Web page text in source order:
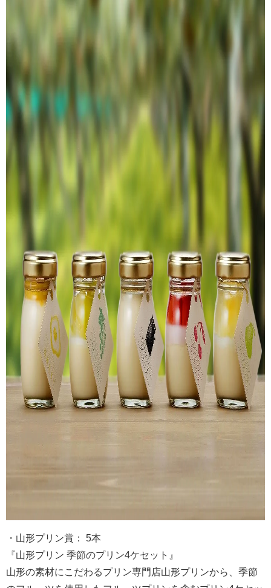
・山形プリン賞： 5本
『山形プリン 季節のプリン4ケセット』
山形の素材にこだわるプリン専門店山形プリンから、季節